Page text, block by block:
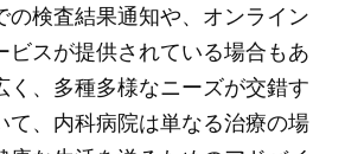
の検査結果通知や、オンライン
ビスが提供されている場合もあ
く、多種多様なニーズが交錯す
て、内科病院は単なる治療の場